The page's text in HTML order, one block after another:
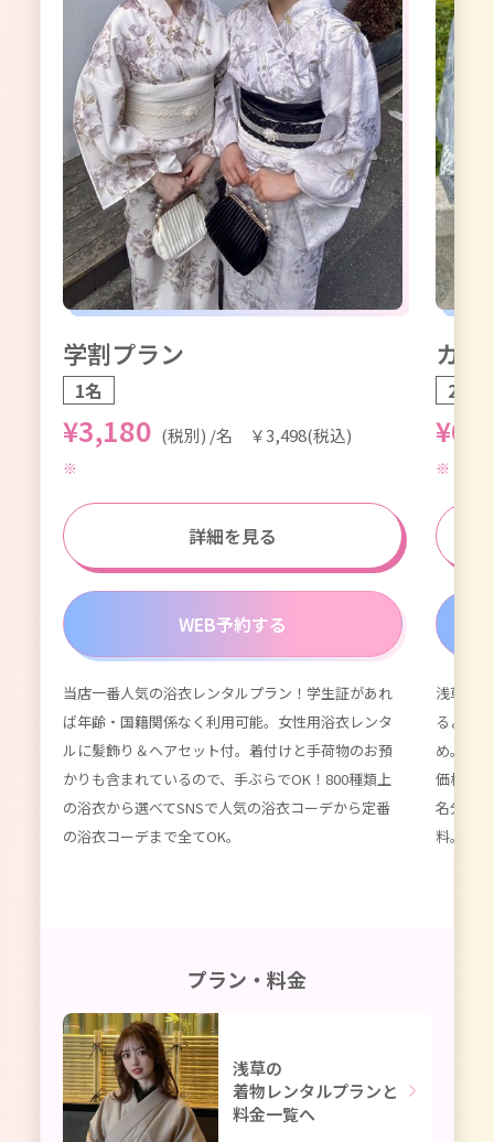
学割プラン
1名
¥3,180 (税別) /名 ￥3,498(税込)
詳細を見る
WEB予約する
当店一番人気の浴衣レンタルプラン！学生証があれ
ば年齢・国籍関係なく利用可能。女性用浴衣レンタ
ルに髪飾り＆ヘアセット付。着付けと手荷物のお預
かりも含まれているので、手ぶらでOK！800種類上
の浴衣から選べてSNSで人気の浴衣コーデから定番
の浴衣コーデまで全てOK。
カッ
2名1
浅草浴
るより
め。数
価格。
名分の
料。か
プラン・料金
浅草の
着物レンタルプランと
料金一覧へ